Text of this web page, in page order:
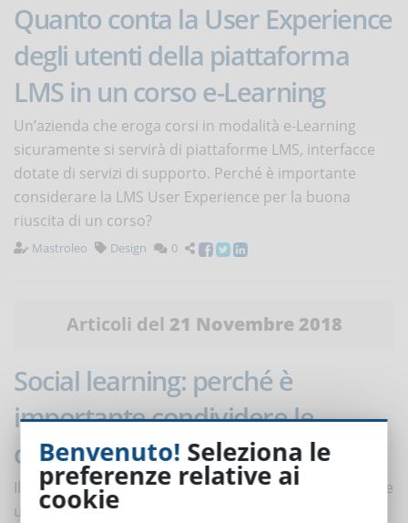
Quanto conta la User Experience
degli utenti della piattaforma
LMS in un corso e-Learning
Un’azienda che eroga corsi in modalità e-Learning
sicuramente si servirà di piattaforme LMS, interfacce
dotate di servizi di supporto. Perché è importante
considerare la LMS User Experience per la buona
riuscita di un corso?
Mastroleo Design 0
Articoli del 21 Novembre 2018
Social learning: perché è
importante condividere le
conoscenze nell’e-Learning?
Il social learning digitale è una tendenza che si propone
un obiettivo preciso: mettere al centro
Benvenuto! Seleziona le
preferenze relative ai
cookie